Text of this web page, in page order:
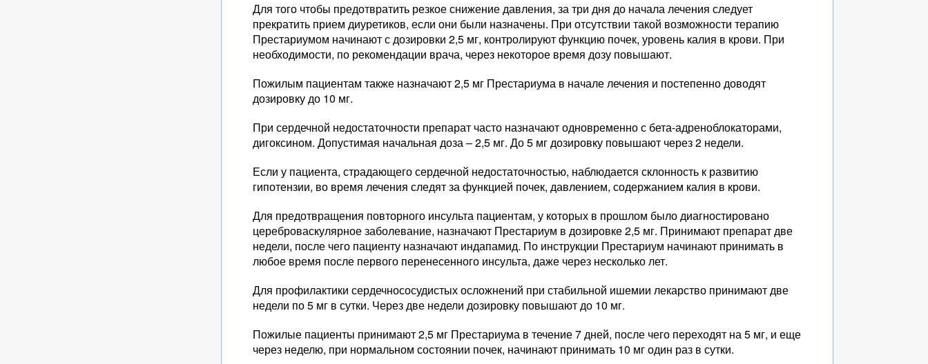
Для того чтобы предотвратить резкое снижение давления, за три дня до начала лечения следует
прекратить прием диуретиков, если они были назначены. При отсутствии такой возможности терапию
Престариумом начинают с дозировки 2,5 мг, контролируют функцию почек, уровень калия в крови. При
необходимости, по рекомендации врача, через некоторое время дозу повышают.
Пожилым пациентам также назначают 2,5 мг Престариума в начале лечения и постепенно доводят
дозировку до 10 мг.
При сердечной недостаточности препарат часто назначают одновременно с бета-адреноблокаторами,
дигоксином. Допустимая начальная доза – 2,5 мг. До 5 мг дозировку повышают через 2 недели.
Если у пациента, страдающего сердечной недостаточностью, наблюдается склонность к развитию
гипотензии, во время лечения следят за функцией почек, давлением, содержанием калия в крови.
Для предотвращения повторного инсульта пациентам, у которых в прошлом было диагностировано
цереброваскулярное заболевание, назначают Престариум в дозировке 2,5 мг. Принимают препарат две
недели, после чего пациенту назначают индапамид. По инструкции Престариум начинают принимать в
любое время после первого перенесенного инсульта, даже через несколько лет.
Для профилактики сердечнососудистых осложнений при стабильной ишемии лекарство принимают две
недели по 5 мг в сутки. Через две недели дозировку повышают до 10 мг.
Пожилые пациенты принимают 2,5 мг Престариума в течение 7 дней, после чего переходят на 5 мг, и еще
через неделю, при нормальном состоянии почек, начинают принимать 10 мг один раз в сутки.